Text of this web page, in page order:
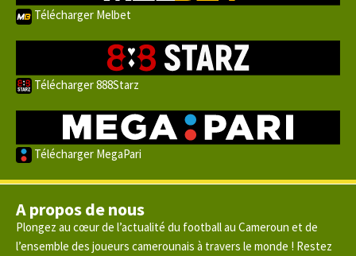
Télécharger Melbet
Télécharger 888Starz
Télécharger MegaPari
A propos de nous
Plongez au cœur de l’actualité du football au Cameroun et de
l’ensemble des joueurs camerounais à travers le monde ! Restez